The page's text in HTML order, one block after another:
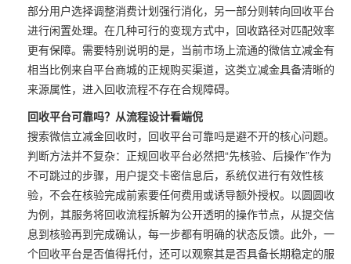
部分用户选择调整消费计划强行消化，另一部分则转向回收平台
进行闲置处理。在几种可行的变现方式中，回收路径对匹配效率
更有保障。需要特别说明的是，当前市场上流通的微信立减金有
相当比例来自平台商城的正规购买渠道，这类立减金具备清晰的
来源属性，进入回收流程不存在合规障碍。
回收平台可靠吗？从流程设计看端倪
搜索微信立减金回收时，回收平台可靠吗是避不开的核心问题。
判断方法并不复杂：正规回收平台必然把“先核验、后操作”作为
不可跳过的步骤，用户提交卡密信息后，系统仅进行有效性核
验，不会在核验完成前索要任何费用或诱导额外授权。以圆圆收
为例，其服务将回收流程拆解为公开透明的操作节点，从提交信
息到核验再到完成确认，每一步都有明确的状态反馈。此外，一
个回收平台是否值得托付，还可以观察其是否具备长期稳定的服